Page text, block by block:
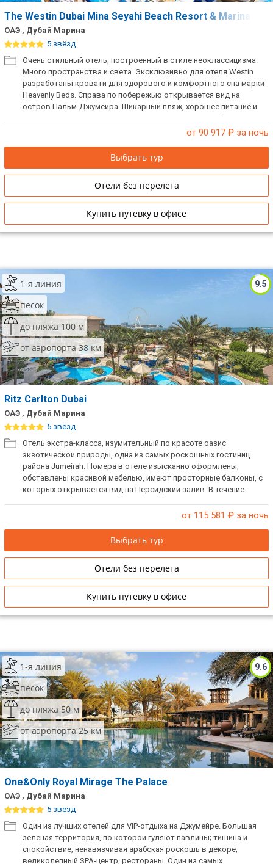
The Westin Dubai Mina Seyahi Beach Resort & Marina
ОАЭ , Дубай Марина
5 звёзд
Очень стильный отель, построенный в стиле неоклассицизма.
Много пространства и света. Эксклюзивно для отеля Westin
разработаны кровати для здорового и комфортного сна марки
Heavenly Beds. Справа по побережью открывается вид на
остров Пальм-Джумейра. Шикарный пляж, хорошее питание и
отличный сервис. Рекомендуем отель для респектабельного
семейного отдыха. Ближайшие торговые центры: Mall of the
русскоговорящий персонал.
от 90 917 ₽ за ночь
Выбрать тур
Отели без перелета
Купить путевку в офисе
9.5
1-я линия
песок
до пляжа 100 м
от аэропорта 38 км
Ritz Carlton Dubai
ОАЭ , Дубай Марина
5 звёзд
Отель экстра-класса, изумительный по красоте оазис
экзотической природы, одна из самых роскошных гостиниц
района Jumeirah. Номера в отеле изысканно оформлены,
обставлены красивой мебелью, имеют просторные балконы, с
которых открывается вид на Персидский залив. В течение
поиграть в гольф, поправить здоровье, отдохнуть. Отель для
от 115 581 ₽ за ночь
Выбрать тур
Отели без перелета
Купить путевку в офисе
9.6
1-я линия
песок
до пляжа 50 м
от аэропорта 25 км
One&Only Royal Mirage The Palace
ОАЭ , Дубай Марина
5 звёзд
Один из лучших отелей для VIP-отдыха на Джумейре. Большая
зеленая территория, по которой гуляют павлины; тишина и
спокойствие, ненавязчивая арабская роскошь в декоре,
великолепный SPA-центр, рестораны. Один из самых